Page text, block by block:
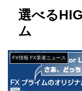
選べる
ム
FX情報 FX業者ニュース